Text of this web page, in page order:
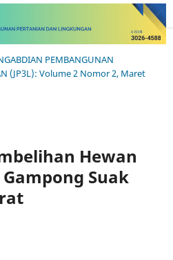
PEMBANGUNAN
(JP3L): Volume 2 Nomor 2, Maret
Hewan
Suak